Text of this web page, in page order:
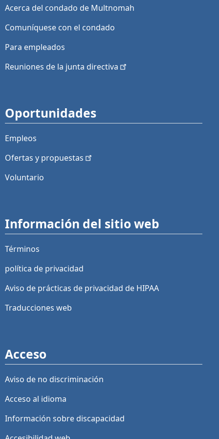
Acerca del condado de Multnomah
Comuníquese con el condado
Para empleados
Reuniones de la junta directiva
Oportunidades
Empleos
Ofertas y propuestas
Voluntario
Información del sitio web
Términos
política de privacidad
Aviso de prácticas de privacidad de HIPAA
Traducciones web
Acceso
Aviso de no discriminación
Acceso al idioma
Información sobre discapacidad